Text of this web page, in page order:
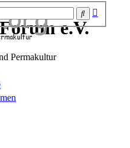
Suche
e.V.
Permakultur